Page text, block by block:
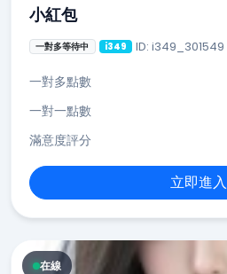
小紅包
一對多等待中 i349 ID: i349_301549
一對多點數
一對一點數
滿意度評分
立即進入
在線